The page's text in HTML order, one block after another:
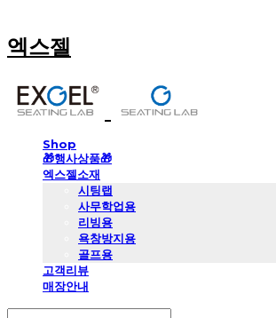
엑스젤
Shop
🎁행사상품🎁
엑스젤소재
시팅랩
사무학업용
리빙용
욕창방지용
골프용
고객리뷰
매장안내